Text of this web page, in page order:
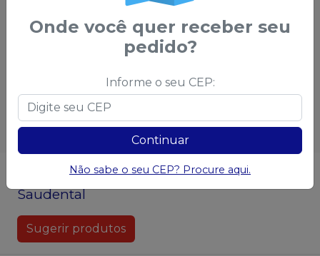
Ver opções
demais condições
Ver opções
Não achou algum produto? Sugira para a
Saudental
Sugerir produtos
Onde você quer receber seu
pedido?
Informe o seu CEP:
Continuar
Não sabe o seu CEP? Procure aqui.